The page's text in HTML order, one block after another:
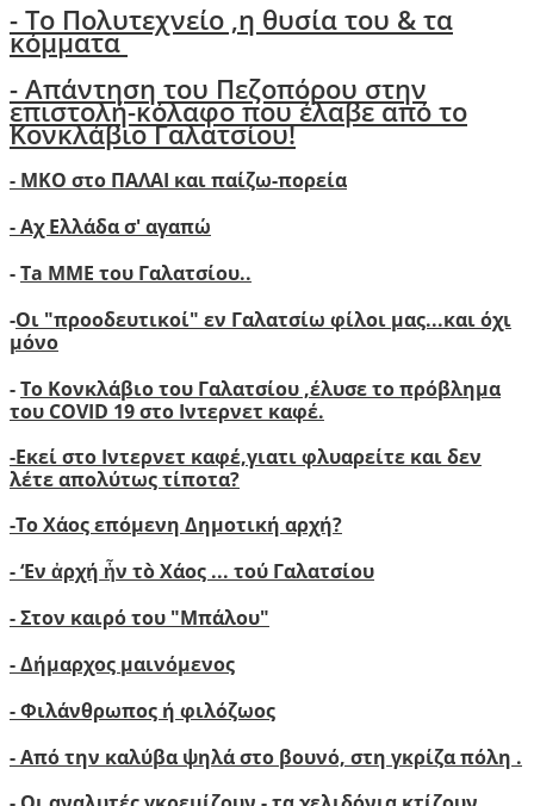
- Το Πολυτεχνείο ,η θυσία του & τα
κόμματα
- Απάντηση του Πεζοπόρου στην
επιστολή-κόλαφο που έλαβε από το
Κονκλάβιο Γαλατσίου!
- ΜΚΟ στο ΠΑΛΑΙ και παίζω-πορεία
- Αχ Ελλάδα σ' αγαπώ
-Ta ΜΜΕ του Γαλατσίου..
-Οι "προοδευτικοί" εν Γαλατσίω φίλοι μας...και όχι
μόνο
-Το Κονκλάβιο του Γαλατσίου ,έλυσε το πρόβλημα
του COVID 19 στο Ιντερνετ καφέ.
-Εκεί στο Ιντερνετ καφέ,γιατι φλυαρείτε και δεν
λέτε απολύτως τίποτα?
-Το Χάος επόμενη Δημοτική αρχή?
-‘Εν ἀρχή ἦν τὸ Χάος ... τού Γαλατσίου
-Στον καιρό του "Μπάλου"
- Δήμαρχος μαινόμενος
- Φιλάνθρωπος ή φιλόζωος
- Από την καλύβα ψηλά στο βουνό, στη γκρίζα πόλη .